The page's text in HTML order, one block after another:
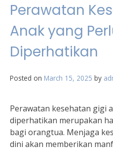
Perawatan
Anak yang
Diperhatikan
Posted on March 15, 2025 by
Perawatan kesehatan gigi
diperhatikan merupakan
bagi orangtua. Menjaga
dini akan memberikan